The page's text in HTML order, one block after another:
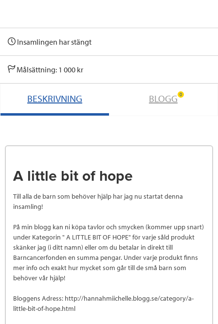
Insamlingen har stängt
Målsättning: 1 000 kr
BESKRIVNING BLOGG 0
A little bit of hope
Till alla de barn som behöver hjälp har jag nu startat denna
insamling!
På min blogg kan ni köpa tavlor och smycken (kommer upp snart)
under Kategorin " A LITTLE BIT OF HOPE" för varje såld produkt
skänker jag (i ditt namn) eller om du betalar in direkt till
Barncancerfonden en summa pengar. Under varje produkt finns
mer info och exakt hur mycket som går till de små barn som
behöver vår hjälp!
Bloggens Adress: http://hannahmiichelle.blogg.se/category/a-
little-bit-of-hope.html